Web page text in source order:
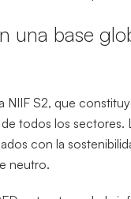
una base
NIIF S2, que
todos los sectores.
con la
neutro.